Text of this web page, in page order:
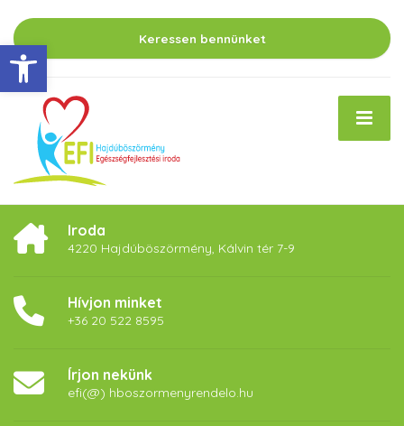
Eszköztár megnyitása
Keressen bennünket
Iroda
4220 Hajdúböszörmény, Kálvin tér 7-9
Hívjon minket
+36 20 522 8595
Írjon nekünk
efi(@) hboszormenyrendelo.hu